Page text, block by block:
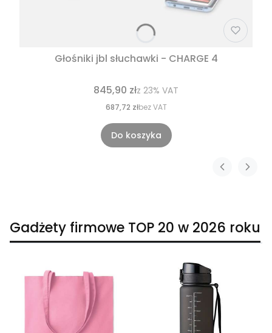
Głośniki jbl słuchawki - CHARGE 4
845,90 złz 23% VAT
687,72 złbez VAT
Do koszyka
Gadżety firmowe TOP 20 w 2026 roku